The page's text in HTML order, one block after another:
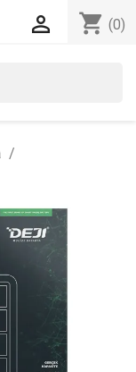
shopping_cart (0)
